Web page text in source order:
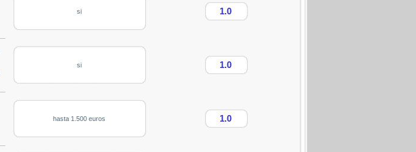
si 1.0
si 1.0
hasta 1.500 euros 1.0